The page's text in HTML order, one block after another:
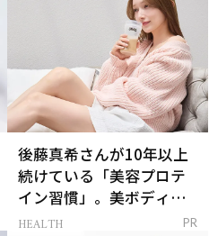
後藤真希さんが10年以上
続けている「美容プロテ
イン習慣」。美ボディを
支える朝ルーティンと
HEALTH PR